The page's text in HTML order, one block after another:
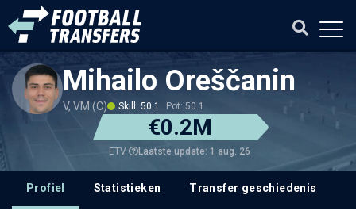
Mihailo Oreščanin
V, VM (C) Skill: 50.1 Pot: 50.1
€0.2M
ETV Laatste update: 1 aug. 26
Profiel Statistieken Transfer geschiedenis